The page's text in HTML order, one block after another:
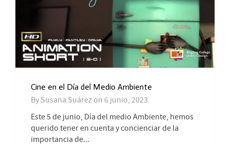
Cine en el Día del Medio Ambiente
By Susana Suárez on 6 junio, 2023
Este 5 de junio, Día del medio Ambiente, hemos
querido tener en cuenta y concienciar de la
importancia de...